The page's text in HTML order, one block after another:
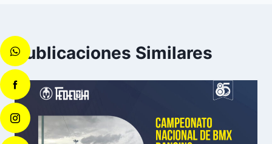
Publicaciones Similares